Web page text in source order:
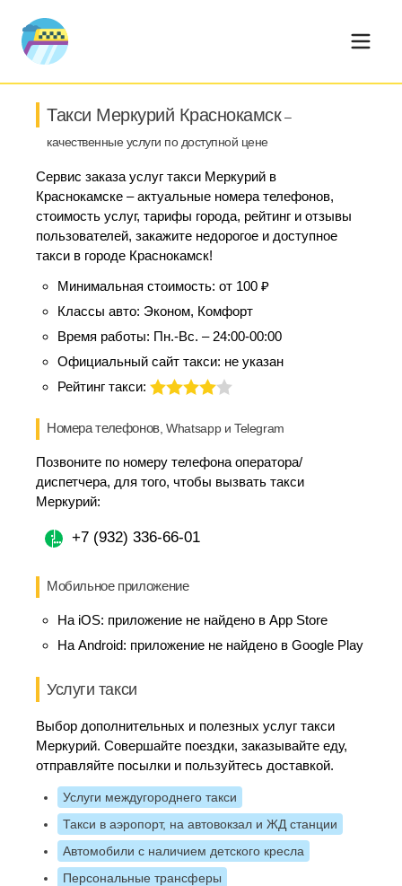
Такси Меркурий Краснокамск–
качественные услуги по доступной цене
Сервис заказа услуг такси Меркурий в
Краснокамске – актуальные номера телефонов,
стоимость услуг, тарифы города, рейтинг и отзывы
пользователей, закажите недорогое и доступное
такси в городе Краснокамск!
Минимальная стоимость: от 100 ₽
Классы авто: Эконом, Комфорт
Время работы: Пн.-Вс. – 24:00-00:00
Официальный сайт такси: не указан
Рейтинг такси:
Номера телефонов, Whatsapp и Telegram
Позвоните по номеру телефона оператора/
диспетчера, для того, чтобы вызвать такси
Меркурий:
+7 (932) 336-66-01
Мобильное приложение
На iOS: приложение не найдено в App Store
На Android: приложение не найдено в Google Play
Услуги такси
Выбор дополнительных и полезных услуг такси
Меркурий. Совершайте поездки, заказывайте еду,
отправляйте посылки и пользуйтесь доставкой.
Услуги междугороднего такси
Такси в аэропорт, на автовокзал и ЖД станции
Автомобили с наличием детского кресла
Персональные трансферы